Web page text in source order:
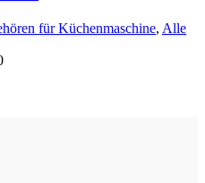
für Küchenmaschine, Alle